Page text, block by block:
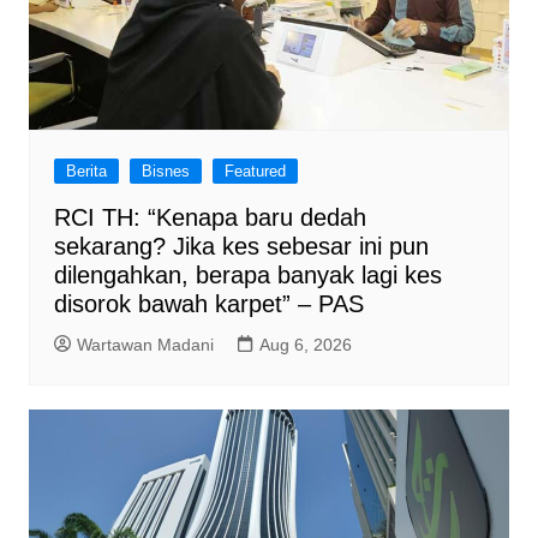
Berita Bisnes Featured
RCI TH: “Kenapa baru dedah
sekarang? Jika kes sebesar ini pun
dilengahkan, berapa banyak lagi kes
disorok bawah karpet” – PAS
Wartawan Madani Aug 6, 2026